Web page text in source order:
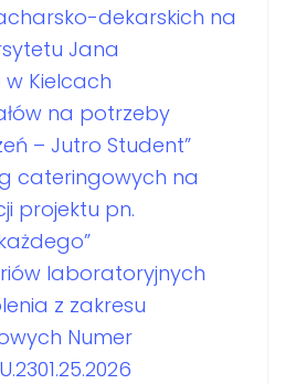
dekarskich na
Jana
Kielcach
na potrzeby
– Jutro Student”
cateringowych na
projektu pn.
laboratoryjnych
z zakresu
Numer